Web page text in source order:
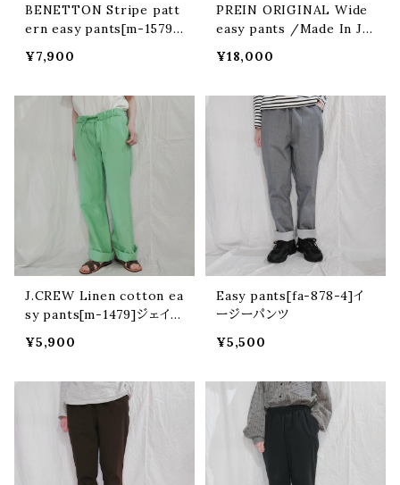
BENETTON Stripe patt
ern easy pants[m-1579]
ーパンツ
¥7,900
PREIN ORIGINAL Wide
easy pants /Made In JA
ナルワイドイージーパンツ
¥18,000
J.CREW Linen cotton ea
sy pants[m-1479]ジェイク
パンツ
¥5,900
Easy pants[fa-878-4]イ
ージーパンツ
¥5,500